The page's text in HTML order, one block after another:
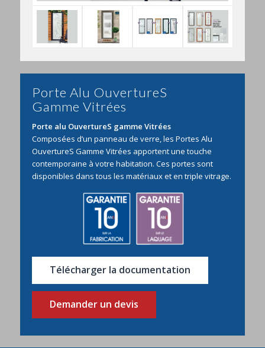
Porte Alu OuvertureS
Gamme Vitrées
Porte alu OuvertureS gamme Vitrées
Composées d’un panneau de verre, les Portes Alu
OuvertureS Gamme Vitrées apportent une touche
contemporaine à votre habitation. Ces portes sont
disponibles dans tous les matériaux et en triple vitrage.
Télécharger la documentation
Demander un devis